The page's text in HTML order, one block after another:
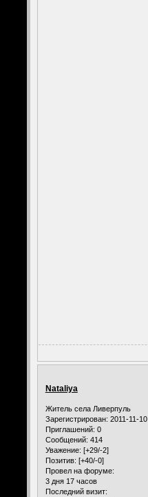
Nataliya
Житель села Ливерпуль
Зарегистрирован: 2011-11-10
Приглашений: 0
Сообщений: 414
Уважение: [+29/-2]
Позитив: [+40/-0]
Провел на форуме:
3 дня 17 часов
Последний визит: